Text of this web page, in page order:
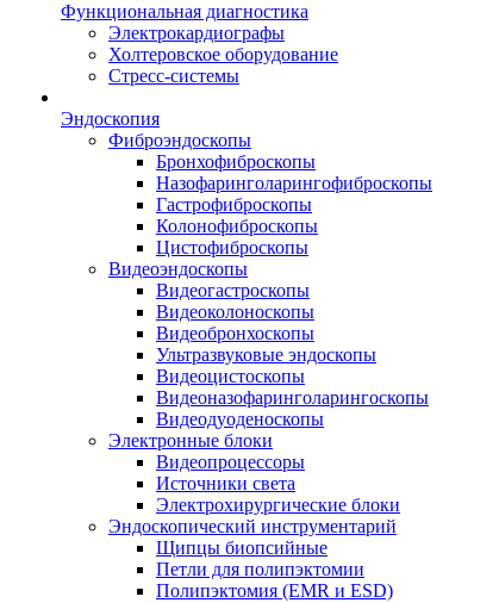
Функциональная диагностика
Электрокардиографы
Холтеровское оборудование
Стресс-системы
Эндоскопия
Фиброэндоскопы
Бронхофиброскопы
Назофаринголарингофиброскопы
Гастрофиброскопы
Колонофиброскопы
Цистофиброскопы
Видеоэндоскопы
Видеогастроскопы
Видеоколоноскопы
Видеобронхоскопы
Ультразвуковые эндоскопы
Видеоцистоскопы
Видеоназофаринголарингоскопы
Видеодуоденоскопы
Электронные блоки
Видеопроцессоры
Источники света
Электрохирургические блоки
Эндоскопический инструментарий
Щипцы биопсийные
Петли для полипэктомии
Полипэктомия (EMR и ESD)